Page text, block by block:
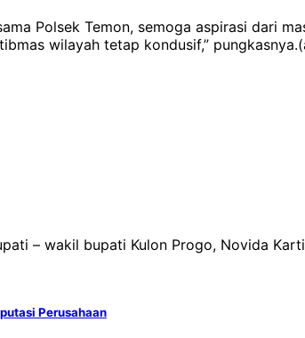
Polsek Temon, semoga aspirasi dari
wilayah tetap kondusif,”
– wakil bupati Kulon Progo, Novida
Perusahaan